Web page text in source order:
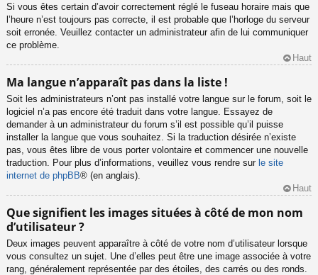
Si vous êtes certain d’avoir correctement réglé le fuseau horaire mais que
l’heure n’est toujours pas correcte, il est probable que l’horloge du serveur
soit erronée. Veuillez contacter un administrateur afin de lui communiquer
ce problème.
Haut
Ma langue n’apparaît pas dans la liste !
Soit les administrateurs n’ont pas installé votre langue sur le forum, soit le
logiciel n’a pas encore été traduit dans votre langue. Essayez de
demander à un administrateur du forum s’il est possible qu’il puisse
installer la langue que vous souhaitez. Si la traduction désirée n’existe
pas, vous êtes libre de vous porter volontaire et commencer une nouvelle
traduction. Pour plus d’informations, veuillez vous rendre sur le site
internet de phpBB® (en anglais).
Haut
Que signifient les images situées à côté de mon nom
d’utilisateur ?
Deux images peuvent apparaître à côté de votre nom d’utilisateur lorsque
vous consultez un sujet. Une d’elles peut être une image associée à votre
rang, généralement représentée par des étoiles, des carrés ou des ronds.